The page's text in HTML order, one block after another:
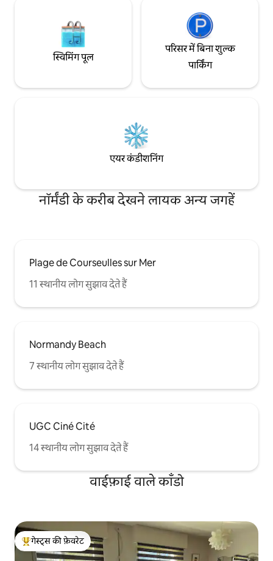
स्विमिंग पूल
परिसर में बिना शुल्क
पार्किंग
एयर कंडीशनिंग
नॉर्मंडी के करीब देखने लायक अन्य जगहें
Plage de Courseulles sur Mer
11 स्थानीय लोग सुझाव देते हैं
Normandy Beach
7 स्थानीय लोग सुझाव देते हैं
UGC Ciné Cité
14 स्थानीय लोग सुझाव देते हैं
वाईफ़ाई वाले काँडो
गेस्ट्स का टॉप फ़ेवरेट
गेस्ट्स की फ़ेवरेट